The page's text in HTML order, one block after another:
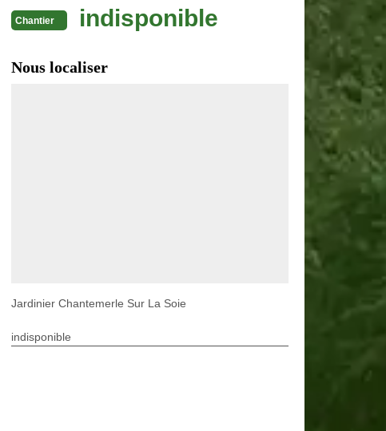
Chantier indisponible
Nous localiser
Jardinier Chantemerle Sur La Soie
indisponible